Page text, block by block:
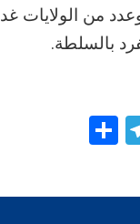
من
Telegram